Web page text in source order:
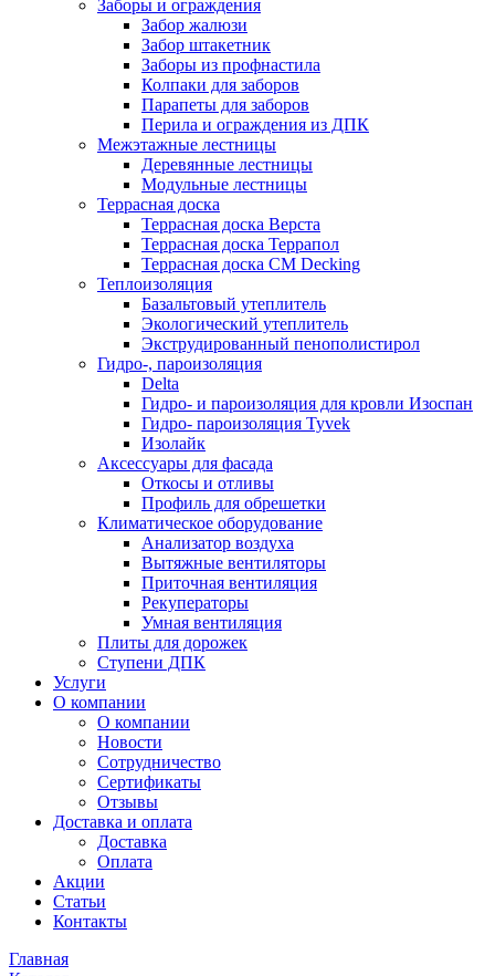
Заборы и ограждения
Забор жалюзи
Забор штакетник
Заборы из профнастила
Колпаки для заборов
Парапеты для заборов
Перила и ограждения из ДПК
Межэтажные лестницы
Деревянные лестницы
Модульные лестницы
Террасная доска
Террасная доска Верста
Террасная доска Террапол
Террасная доска CM Decking
Теплоизоляция
Базальтовый утеплитель
Экологический утеплитель
Экструдированный пенополистирол
Гидро-, пароизоляция
Delta
Гидро- и пароизоляция для кровли Изоспан
Гидро- пароизоляция Tyvek
Изолайк
Аксессуары для фасада
Откосы и отливы
Профиль для обрешетки
Климатическое оборудование
Анализатор воздуха
Вытяжные вентиляторы
Приточная вентиляция
Рекуператоры
Умная вентиляция
Плиты для дорожек
Ступени ДПК
Услуги
О компании
О компании
Новости
Сотрудничество
Сертификаты
Отзывы
Доставка и оплата
Доставка
Оплата
Акции
Статьи
Контакты
Главная